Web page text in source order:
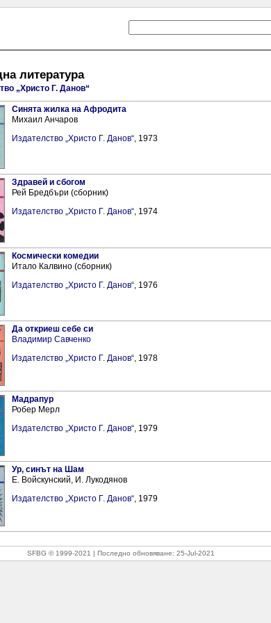
литература
„Христо Г. Данов“
Синята жилка на Афродита
Михаил Анчаров
Издателство „Христо Г. Данов“, 1973
Здравей и сбогом
Рей Бредбъри (сборник)
Издателство „Христо Г. Данов“, 1974
Космически комедии
Итало Калвино (сборник)
Издателство „Христо Г. Данов“, 1976
Да откриеш себе си
Владимир Савченко
Издателство „Христо Г. Данов“, 1978
Мадрапур
Робер Мерл
Издателство „Христо Г. Данов“, 1979
Ур, синът на Шам
Е. Войскунский, И. Лукодянов
Издателство „Христо Г. Данов“, 1979
SFBG © 1999-2021 Последно обновяване: 25-Jul-2021